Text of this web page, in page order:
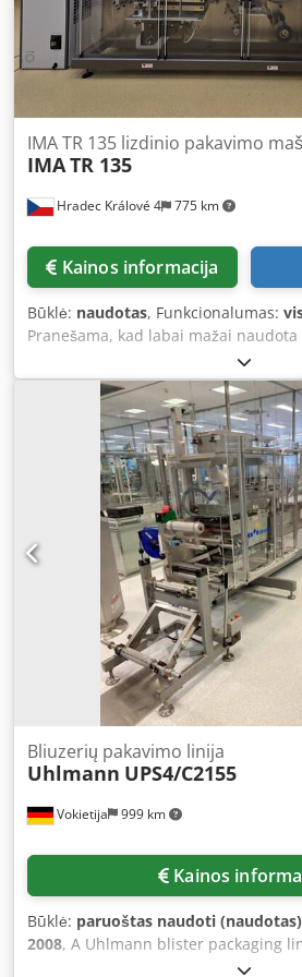
Hradec Králové 4 775 km
IMA TR 135 lizdinio pakavimo
IMATR 135
Kainos informacija
Būklė: naudotas, Funkcionalumas:
Pranešama, kad labai mažai naudota
vidutinio greičio bliustrų pakavimo
IMA - Modelis: TR 135 - Formavimo
ciklų/min Dcsdey Slchspfx Algek -
maks. 230 ciklų/min - Valdymo
ekranas - Padavimo sistema:
bunkeris, talpa 45 l + vibracinis
Maitinimas: 400 V, 50 Hz (maks.
7 kW) - Suspausto oro tiekimas: 700
Aušinimo įrenginys: chilleris Euro cold
Bliustrai: - Bliustrai: PVC/ALU tipo. -
88 mm x ilgis 60 - 135 mm x storis 3 -
dalys: Galima tiekti su IMA A83
Vokietija 999 km
Bliuzerių pakavimo linija
Uhlmann UPS4/C2155
Kainos
Būklė: paruoštas naudoti (naudotas)
2008, A Uhlmann blister packaging
available. 1) Blister machine Uhlmann